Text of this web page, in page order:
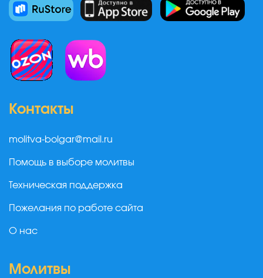
Контакты
molitva-bolgar@mail.ru
Помощь в выборе молитвы
Техническая поддержка
Пожелания по работе сайта
О нас
Молитвы